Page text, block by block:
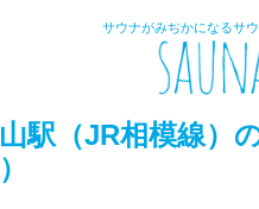
サウナがみぢかになるサ
駅（JR相模線）